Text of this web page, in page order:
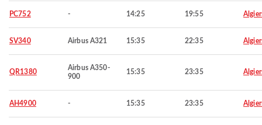
PC752 - 14:25 19:55
SV340 Airbus A321 15:35 22:35
QR1380
Airbus A350-
900
15:35 23:35
AH4900 - 15:35 23:35